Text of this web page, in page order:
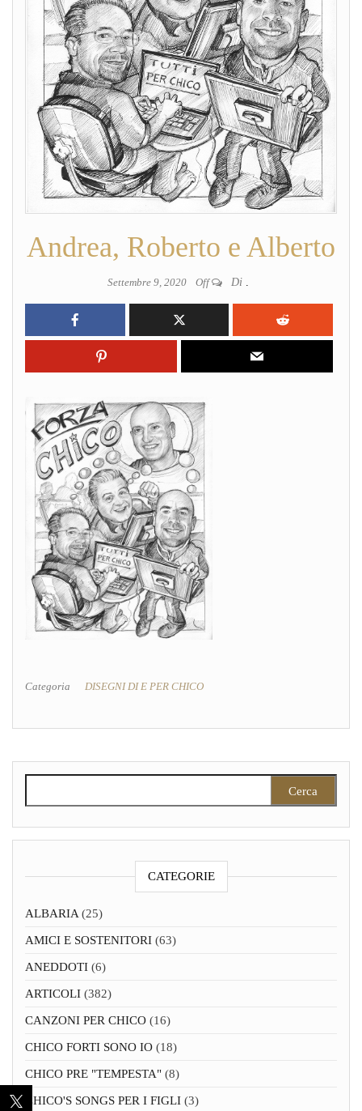
Andrea, Roberto e Alberto
Settembre 9, 2020 Off Di .
Categoria DISEGNI DI E PER CHICO
CATEGORIE
ALBARIA (25)
AMICI E SOSTENITORI (63)
ANEDDOTI (6)
ARTICOLI (382)
CANZONI PER CHICO (16)
CHICO FORTI SONO IO (18)
CHICO PRE "TEMPESTA" (8)
CHICO'S SONGS PER I FIGLI (3)